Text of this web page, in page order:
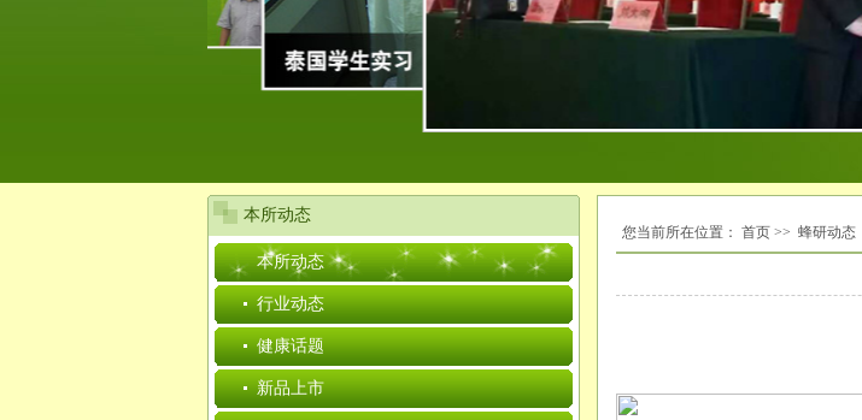
本所动态
本所动态
行业动态
健康话题
新品上市
您当前所在位置： 首页 >> 蜂研动态